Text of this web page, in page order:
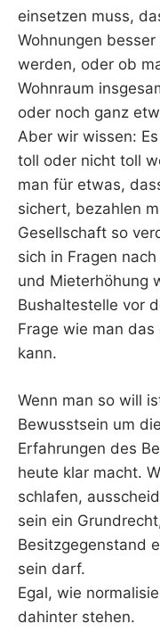
einsetzen muss,
Wohnungen
werden, oder ob
Wohnraum
oder noch ganz
Aber wir wissen:
toll oder nicht toll
man für etwas,
sichert, bezahlen
Gesellschaft so
sich in Fragen
und Mieterhöhung
Bushaltestelle vor
Frage wie man
kann.
Wenn man so will
Bewusstsein um
Erfahrungen des
heute klar macht.
schlafen,
sein ein
Besitzgegenstand
sein darf.
Egal, wie
dahinter stehen.